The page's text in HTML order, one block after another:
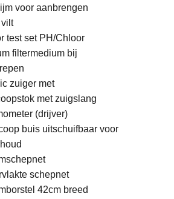
voor aanbrengen
test set PH/Chloor
filtermedium bij
zuiger met
met zuigslang
(drijver)
buis uitschuifbaar voor
schepnet
42cm breed